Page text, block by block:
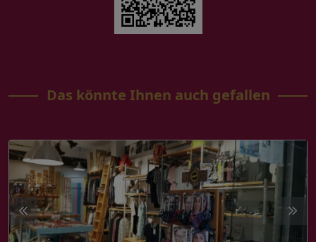
Das könnte Ihnen auch gefallen